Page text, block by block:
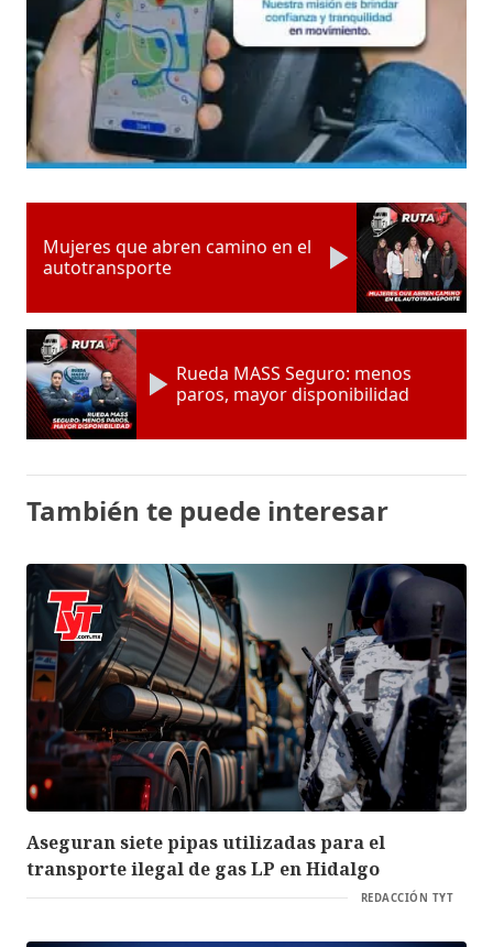
Mujeres que abren camino en el
autotransporte
Rueda MASS Seguro: menos
paros, mayor disponibilidad
También te puede interesar
Aseguran siete pipas utilizadas para el
transporte ilegal de gas LP en Hidalgo
REDACCIÓN TYT